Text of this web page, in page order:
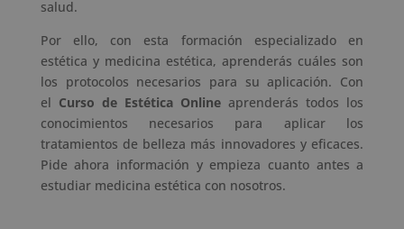
salud.
Por ello, con esta formación especializado en
estética y medicina estética, aprenderás cuáles son
los protocolos necesarios para su aplicación. Con
el Curso de Estética Online aprenderás todos los
conocimientos necesarios para aplicar los
tratamientos de belleza más innovadores y eficaces.
Pide ahora información y empieza cuanto antes a
estudiar medicina estética con nosotros.